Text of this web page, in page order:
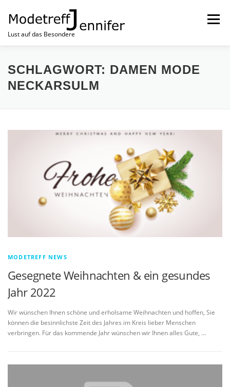
Lust auf das Besondere
Menü
NEUSTE MODE MODETREFF NEWS HOME
SCHLAGWORT: DAMEN MODE
NECKARSULM
MODETREFF NEWS
Gesegnete Weihnachten & ein gesundes
Jahr 2022
Wir wünschen Ihnen schöne und erholsame Weihnachten und hoffen, Sie
können die besinnlichste Zeit des Jahres im Kreis lieber Menschen
verbringen. Für das kommende Jahr wünschen wir Ihnen alles Gute, …